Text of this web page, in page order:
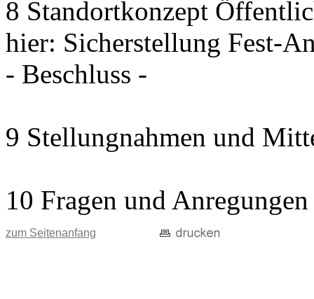
8 Standortkonzept
hier: Sicherstellung Fest-
- Beschluss -
9 Stellungnahmen und
10 Fragen und Anregungen
zum Seitenanfang